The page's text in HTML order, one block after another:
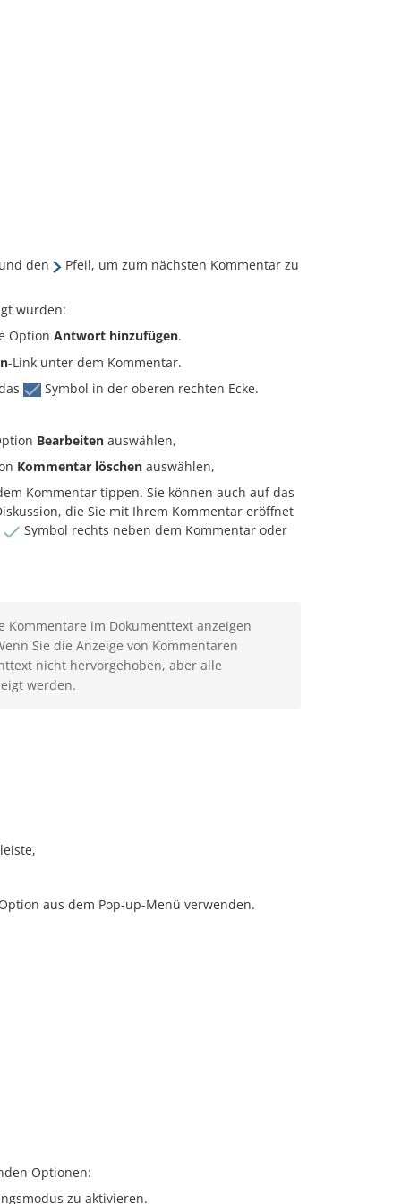
den
Pfeil, um zum nächsten Kommentar zu
wurden:
Option Antwort hinzufügen.
-Link unter dem Kommentar.
Symbol in der oberen rechten Ecke.
Bearbeiten auswählen,
Kommentar löschen auswählen,
Kommentar tippen. Sie können auch auf das
die Sie mit Ihrem Kommentar eröffnet
Symbol rechts neben dem Kommentar oder
Kommentare im Dokumenttext anzeigen
Sie die Anzeige von Kommentaren
nicht hervorgehoben, aber alle
werden.
aus dem Pop-up-Menü verwenden.
Optionen:
zu aktivieren.